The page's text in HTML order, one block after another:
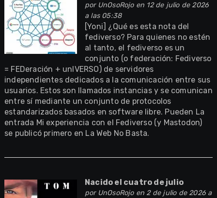
por UnOsoRojoen 12 de julio de 2026
a las 05:38
[Yoni] ¿Qué es esta nota del
fediverso? Para quienes no estén
al tanto, el fediverso es un
conjunto (o federación: Fediverso
= FEDeración + unIVERSO) de servidores
independientes dedicados a la comunicación entre sus
usuarios. Estos son llamados instancias y se comunican
entre sí mediante un conjunto de protocolos
estandarizados basados en software libre. Pueden La
entrada Mi experiencia con el Fediverso (y Mastodon)
se publicó primero en La Web No Basta.
Nacido el cuatro de julio
por UnOsoRojoen 2 de julio de 2026 a